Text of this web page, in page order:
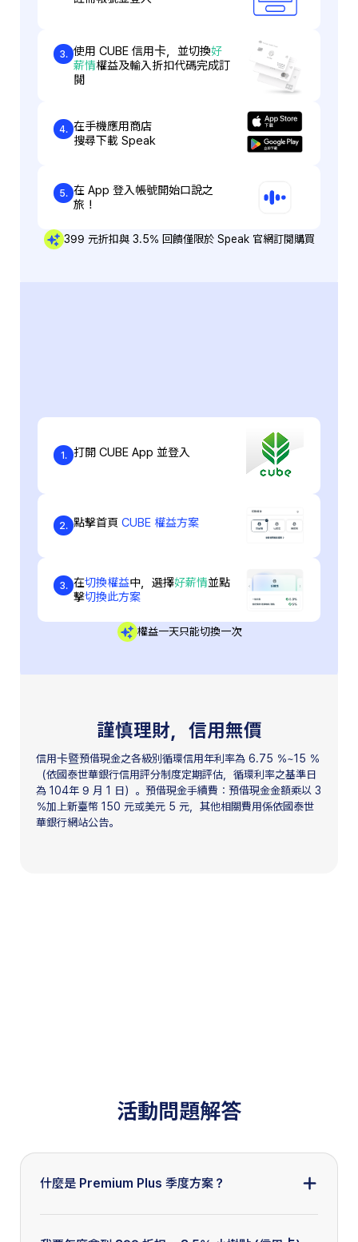
3. 使用 CUBE 信用卡，並切換好
薪情權益及輸入折扣代碼完成訂
閱
4. 在手機應用商店
搜尋下載 Speak
5. 在 App 登入帳號開始口說之
旅！
399 元折扣與 3.5% 回饋僅限於 Speak 官網訂閱購買
1. 打開 CUBE App 並登入
2. 點擊首頁 CUBE 權益方案
3. 在切換權益中，選擇好薪情並點
擊切換此方案
權益一天只能切換一次
謹慎理財，信用無價
信用卡暨預借現金之各級別循環信用年利率為 6.75 ％~15 ％
（依國泰世華銀行信用評分制度定期評估，循環利率之基準日
為 104年 9 月 1 日）。預借現金手續費：預借現金金額乘以 3
％加上新臺幣 150 元或美元 5 元，其他相關費用係依國泰世
華銀行網站公告。
活動問題解答
什麼是 Premium Plus 季度方案？